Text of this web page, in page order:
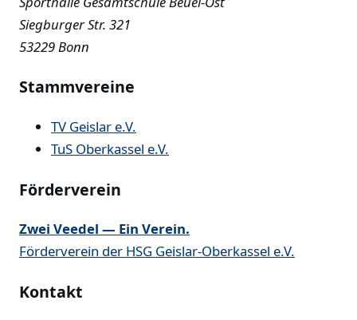
Siegburger Str. 321
53229 Bonn
Stammvereine
TV Geislar e.V.
TuS Oberkassel e.V.
Förderverein
Zwei Veedel — Ein Verein.
Förderverein der HSG Geislar-Oberkassel e.V.
Kontakt